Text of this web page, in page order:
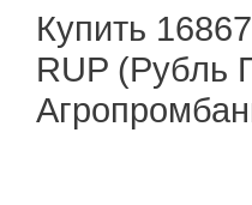
Купить
RUP (Рубль